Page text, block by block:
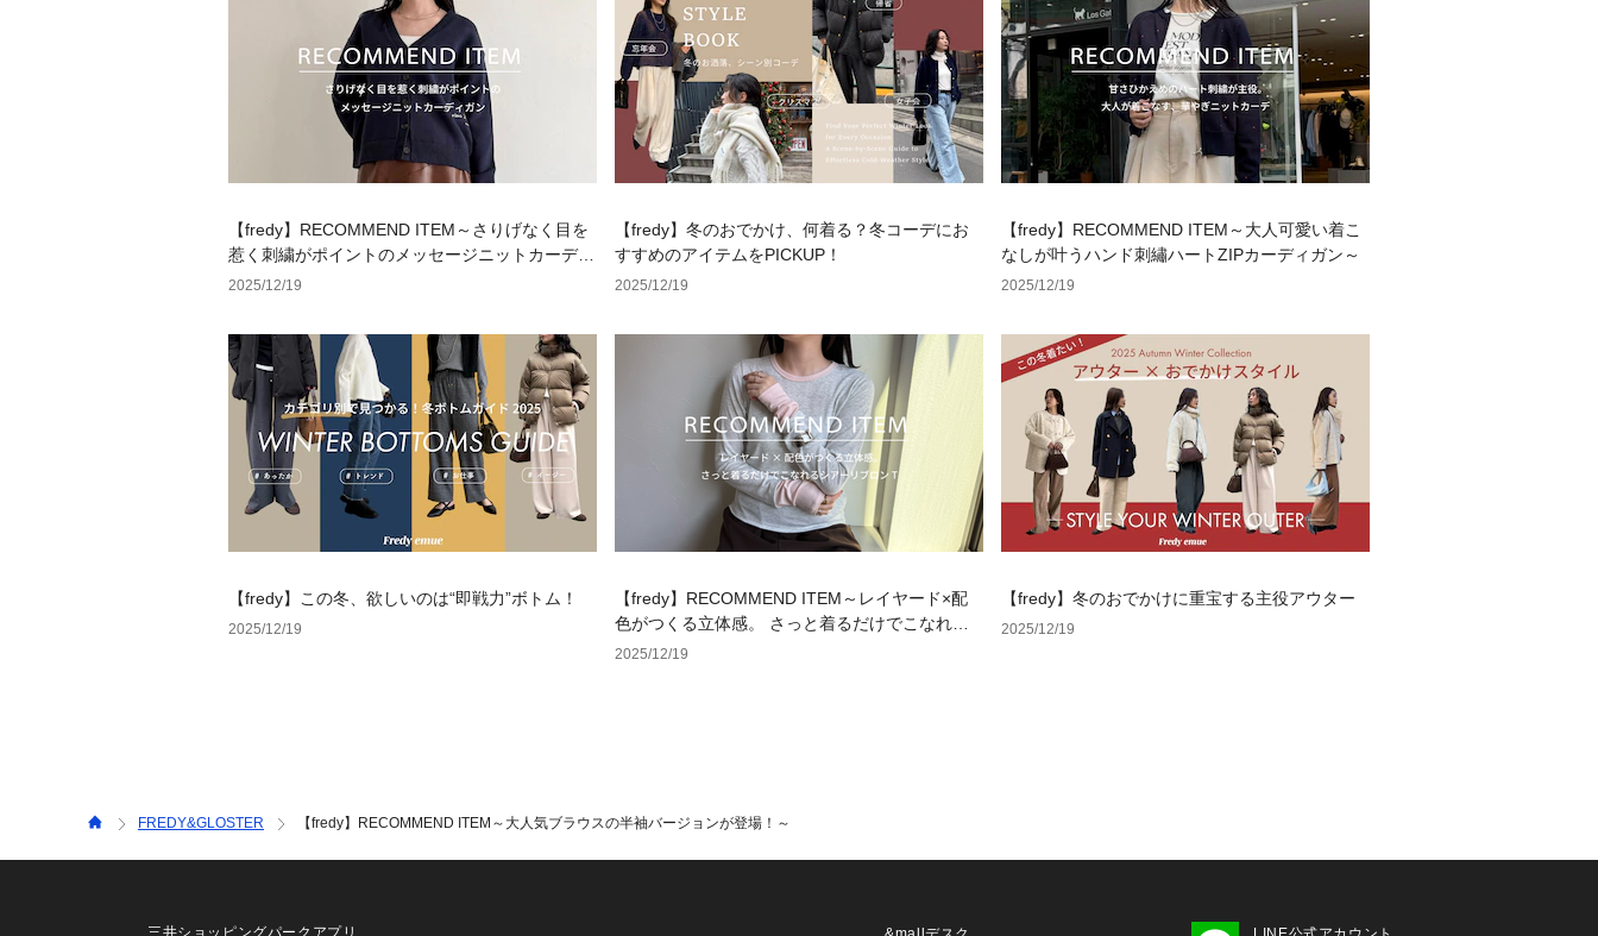
【fredy】RECOMMEND ITEM～さりげなく目を
惹く刺繍がポイントのメッセージニットカーディ
ガン～
2025/12/19
【fredy】冬のおでかけ、何着る？冬コーデにお
すすめのアイテムをPICKUP！
2025/12/19
【fredy】RECOMMEND ITEM～大人可愛い着こ
なしが叶うハンド刺繡ハートZIPカーディガン～
2025/12/19
【fredy】この冬、欲しいのは“即戦力”ボトム！
2025/12/19
【fredy】RECOMMEND ITEM～レイヤード×配
色がつくる立体感。 さっと着るだけでこなれる
シアーリブロンT～
2025/12/19
【fredy】冬のおでかけに重宝する主役アウター
2025/12/19
FREDY&GLOSTER 【fredy】RECOMMEND ITEM～大人気ブラウスの半袖バージョンが登場！～
三井ショッピングパークアプリ